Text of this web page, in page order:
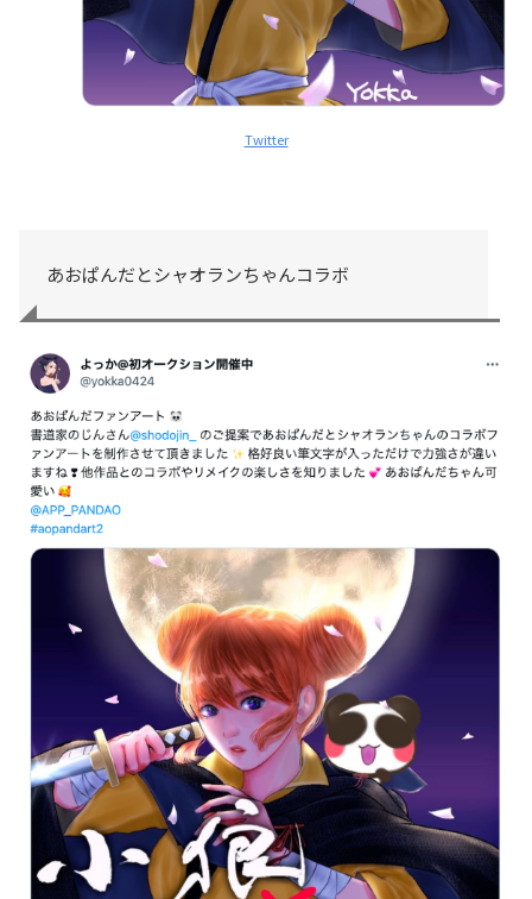
Twitter
あおぱんだとシャオランちゃんコラボ